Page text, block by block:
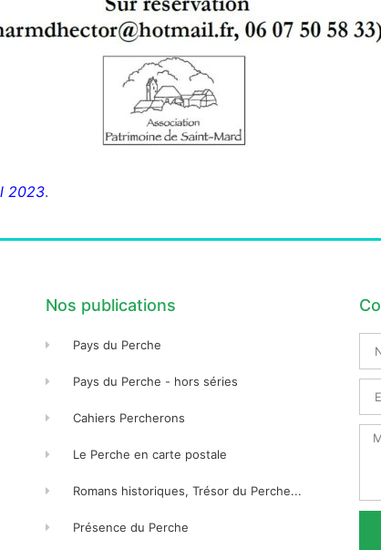
2023.
Nos publications
Pays du Perche
Pays du Perche - hors séries
Cahiers Percherons
Le Perche en carte postale
Romans historiques, Trésor du Perche...
Présence du Perche